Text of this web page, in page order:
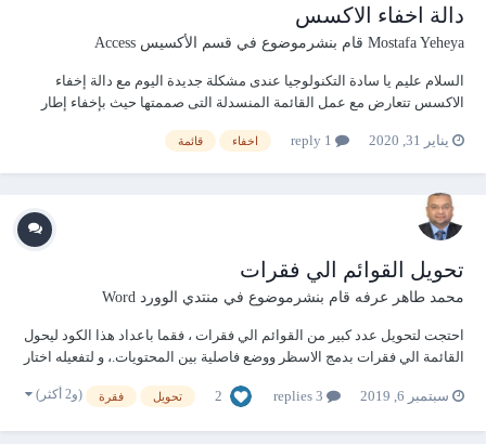
دالة اخفاء الاكسس
Mostafa Yeheya قام بنشرموضوع في قسم الأكسيس Access
السلام عليم يا سادة التكنولوجيا عندى مشكلة جديدة اليوم مع دالة إخفاء
الاكسس تتعارض مع عمل القائمة المنسدلة التى صممتها حيث بإخفاء إطار
مثال وطلب صغير اريد ان افهم لماذا هذا حدث من الاساس وحل المشكلة إن...
يناير 31, 2020 اخفاء قائمة
تحويل القوائم الي فقرات
محمد طاهر عرفه قام بنشرموضوع في منتدي الوورد Word
احتجت لتحويل عدد كبير من القوائم الي فقرات ، فقما باعداد هذا الكود ليحول
القائمة الي فقرات بدمج الاسظر ووضع فاصلية بين المحتويات.، و لتفعيله اختار
سواء كانت مرقمة او تبدأ باحدى علامات النقاط ، Numbered Lists , or Bullet
سبتمبر 6, 2019 2 تحويل فقرة (و2 أكثر)